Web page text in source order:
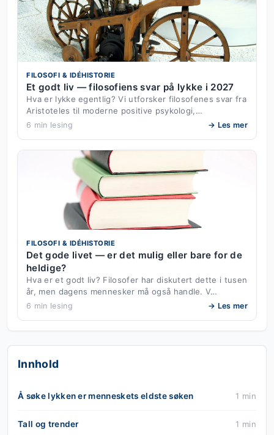
FILOSOFI & IDÉHISTORIE
Et godt liv — filosofiens svar på lykke i 2027
Hva er lykke egentlig? Vi utforsker filosofenes svar fra
Aristoteles til moderne positive psykologi,…
6 min lesing → Les mer
FILOSOFI & IDÉHISTORIE
Det gode livet — er det mulig eller bare for de
heldige?
Hva er et godt liv? Filosofer har diskutert dette i tusen
år, men dagens mennesker må også handle. V…
6 min lesing → Les mer
Innhold
Å søke lykken er menneskets eldste søken 1 min
Tall og trender 1 min